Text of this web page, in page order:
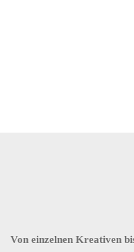
Von einzelnen Kreativen